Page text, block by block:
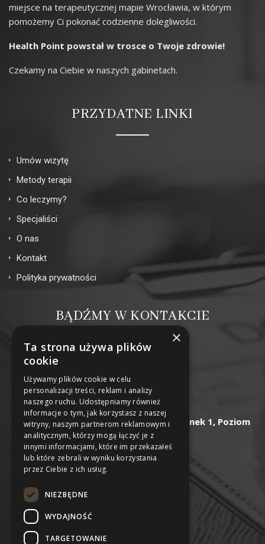
miejsce na terapeutycznej mapie Wrocławia, w którym
pomożemy Ci pokonać codzienne dolegliwości.
Health Point powstał w trosce o Twoje zdrowie!
Czekamy na Ciebie w naszych gabinetach.
PRZYDATNE LINKI
Umów wizytę
Metody terapii
Co leczymy?
Specjaliści
O nas
Kontakt
Polityka prywatności
BĄDŹMY W KONTAKCIE
HEALTHPOINT
Wybrzeże Ludwika Pasteura 18/1i Budynek 1, Poziom
-2, Wrocław
NIP: 8982264689
REGON: 388480309
×
Ta strona używa plików
cookie
Używamy plików cookie w celu
personalizacji treści, reklam i analizy
naszego ruchu. Udostępniamy również
informacje o tym, jak korzystasz z naszej
witryny, naszym partnerom reklamowym i
analitycznym, którzy mogą łączyć je z
innymi informacjami, które im przekazałeś
lub które zebrali w wyniku korzystania
przez Ciebie z ich usług.
NIEZBĘDNE
WYDAJNOŚĆ
TARGETOWANIE